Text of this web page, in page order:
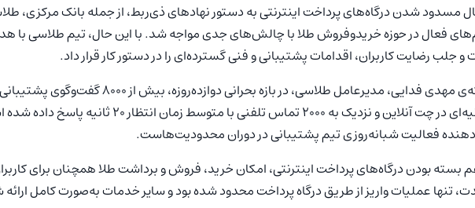
مسدود شدن درگاه‌های پرداخت اینترنتی به دستور نهادهای ذی‌ربط، از جمله بانک مرکزی،
فعال در حوزه خریدوفروش طلا با چالش‌های جدی مواجه شد. با این حال، تیم طلاسی با
جلب رضایت کاربران، اقدامات پشتیبانی و فنی گسترده‌ای را در دستور کار قرار داد.
به گفته‌ی مهدی فدایی، مدیرعامل طلاسی، در بازه
۳۷ ثانیه‌ای در چت آنلاین و نزدیک به ۲۰۰۰ تماس تلفنی با متوسط زمان
فعالیت شبانه‌روزی تیم پشتیبانی در دوران محدودیت‌هاست.
بسته بودن درگاه‌های پرداخت اینترنتی، امکان خرید، فروش و برداشت طلا همچنان برای
تنها عملیات واریز از طریق درگاه پرداخت محدود شده بود و سایر خدمات به‌صورت کامل